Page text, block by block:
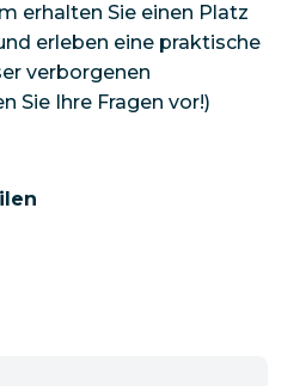
erhalten Sie einen Platz
erleben eine praktische
verborgenen
Sie Ihre Fragen vor!)